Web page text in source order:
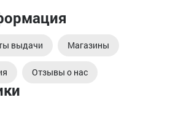
выдачи Магазины
Отзывы о нас